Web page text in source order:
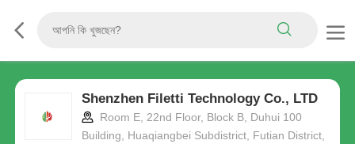
Shenzhen Filetti Technology Co., LTD
Room E, 22nd Floor, Block B, Duhui 100
Building, Huaqiangbei Subdistrict, Futian District,